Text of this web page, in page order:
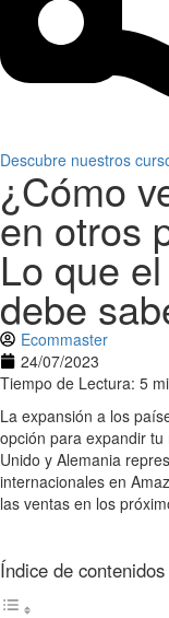
Descubre nuestros
¿Cómo
en otros
Lo que
debe
Ecommaster
24/07/2023
Tiempo de Lectura: 5
La expansión a los
opción para expandir
Unido y Alemania
internacionales en
las ventas en los
Índice de contenidos